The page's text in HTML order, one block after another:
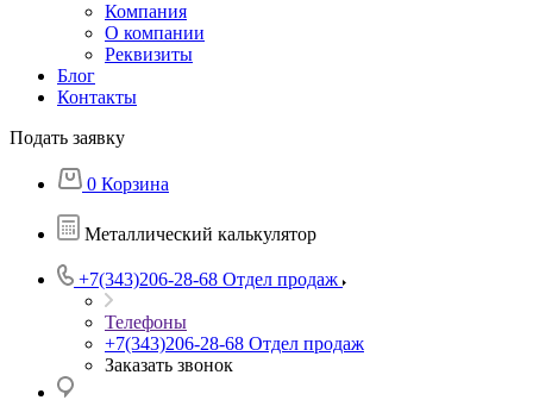
Компания
О компании
Реквизиты
Блог
Контакты
Подать заявку
0 Корзина
Металлический калькулятор
+7(343)206-28-68 Отдел продаж
Телефоны
+7(343)206-28-68 Отдел продаж
Заказать звонок